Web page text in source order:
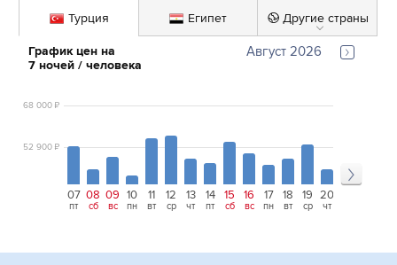
Турция Египет Другие страны
График цен на
7 ночей / человека
Август 2026
68 000 ₽
52 900 ₽
07
пт
08
сб
09
вс
10
пн
11
вт
12
ср
13
чт
14
пт
15
сб
16
вс
17
пн
18
вт
19
ср
20
чт